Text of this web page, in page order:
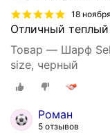
18
Отличный
Товар — Шарф
size, черный
Роман
5 отзывов